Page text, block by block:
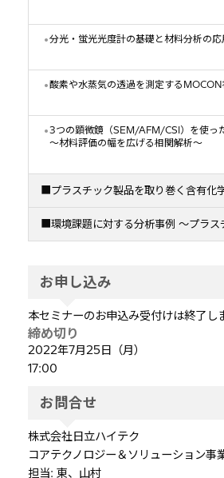
分光・蛍光光度計の基礎と材料分析の応
酸素や水蒸気の透過を測定する
3つの顕微鏡（SEM/AFM/CSI）を使っ
～材料評価の幅を広げる相関解析～
■プラスチック製品を取り巻く含有化
■環境課題に対する分析事例 ～プラ
お申し込み
本セミナーのお申込み受付けは終了し
締め切り
2022年7月25日（月）
17:00
お問合せ
株式会社日立ハイテク
コアテクノロジー＆ソリューション
担当: 東、山村